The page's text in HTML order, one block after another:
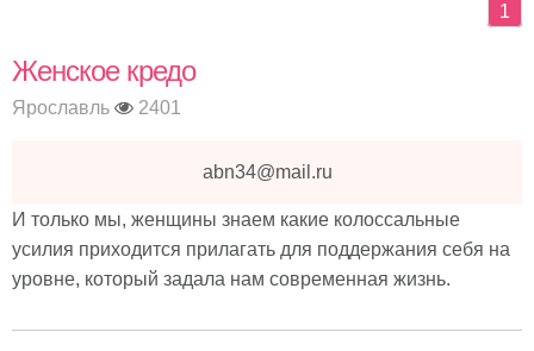
1
Женское кредо
Ярославль 2401
abn34@mail.ru
И только мы, женщины знаем какие колоссальные
усилия приходится прилагать для поддержания себя на
уровне, который задала нам современная жизнь.